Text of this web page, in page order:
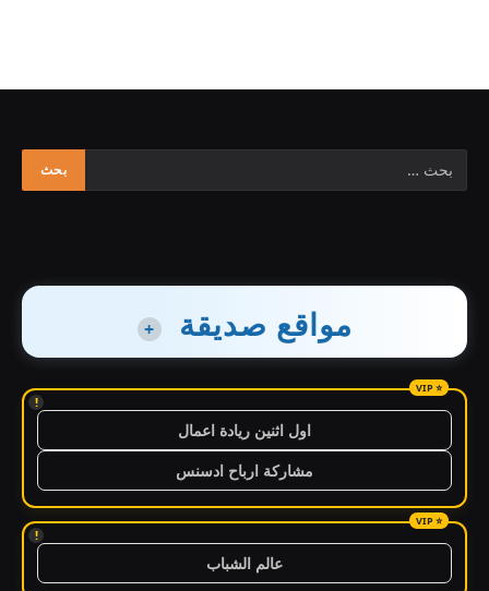
مواقع صديقة +
!
اول اثنين ريادة اعمال
مشاركة ارباح ادسنس
!
عالم الشباب